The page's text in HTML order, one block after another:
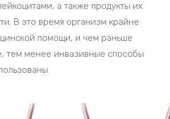
а также продукты их
В это время организм крайне
помощи, и чем раньше
тем менее инвазивные способы